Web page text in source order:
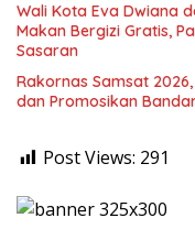
Wali Kota Eva Dwiana
Makan Bergizi Gratis,
Sasaran
Rakornas Samsat
dan Promosikan
Post Views: 291